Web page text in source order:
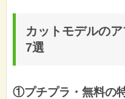
カットモデルの
7選
①プチプラ・無料の